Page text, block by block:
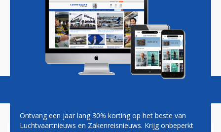
Magazine Podcasts Vacatures
Ontvang een jaar lang 30% korting op het beste van
Luchtvaartnieuws en Zakenreisnieuws. Krijg onbeperkt